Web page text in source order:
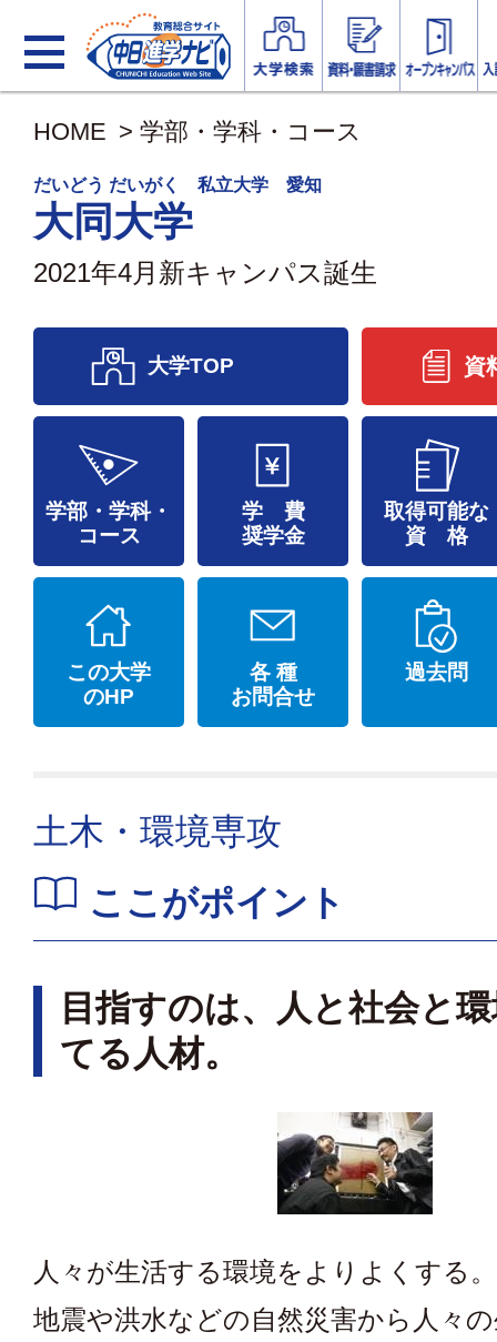
HOME > 学部・学科・コース
だいどう だいがく 私立大学 愛知
大同大学
2021年4月新キャンパス誕生
資
大学TOP
学部・学科・
コース
学 費
奨学金
取得可能な
資 格
この大学
のHP
各 種
お問合せ
過去問
土木・環境専攻
ここがポイント
目指すのは、人と社会と
てる人材。
人々が生活する環境をよりよくする。
地震や洪水などの自然災害から人々